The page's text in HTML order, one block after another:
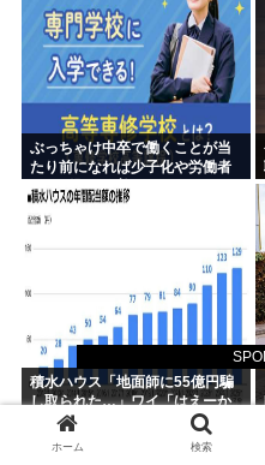
ぶっちゃけ中卒で働くことが当
たり前になれば少子化や労働者
不足問題は改善するよな
積水ハウス「地面師に55億円騙
し取られた…」ワイ「はえーか
わいそう…会社滅茶苦茶やろな
ぁ」
兄嫁「正月に帰るから、
ホーム 検索